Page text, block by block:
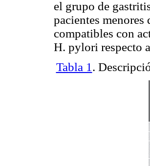
el grupo de
pacientes
compatibles con
H. pylori respecto
Tabla 1 .